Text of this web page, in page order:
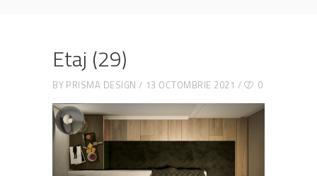
Etaj (29)
BY PRISMA DESIGN 13 OCTOMBRIE 2021 0